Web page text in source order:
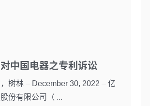
中国电器之专利诉讼
林 – December 30, 2022 – 亿
份有限公司（ ...